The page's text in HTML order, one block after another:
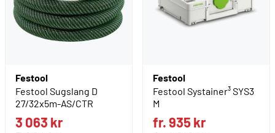
Festool
Festool Sugslang D
27/32x5m-AS/CTR
3 063 kr
Festool
Festool Systainer³ SYS3
M
fr. 935 kr